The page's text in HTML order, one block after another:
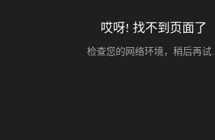
哎呀! 找不到页面了
检查您的网络环境，稍后再试...